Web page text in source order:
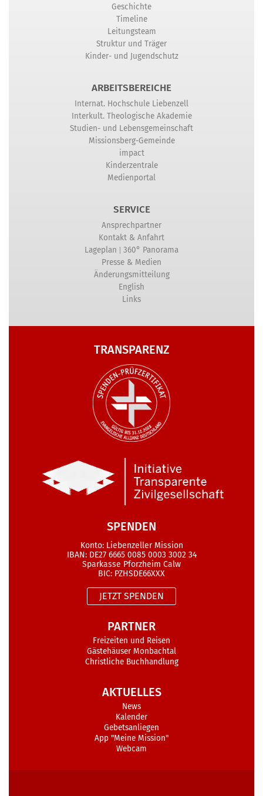
Geschichte
Timeline
Leitungsteam
Struktur und Träger
Kinder- und Jugendschutz
ARBEITSBEREICHE
Internat. Hochschule Liebenzell
Interkult. Theologische Akademie
Studien- und Lebensgemeinschaft
Missionsberg-Gemeinde
impact
Kinderzentrale
Medienportal
SERVICE
Ansprechpartner
Kontakt & Anfahrt
Lageplan | 360° Panorama
Presse & Medien
Änderungsmitteilung
English
Links
TRANSPARENZ
SPENDEN
Konto: Liebenzeller Mission
IBAN: DE27 6665 0085 0003 3002 34
Sparkasse Pforzheim Calw
BIC: PZHSDE66XXX
JETZT SPENDEN
PARTNER
Freizeiten und Reisen
Gästehäuser Monbachtal
Christliche Buchhandlung
AKTUELLES
News
Kalender
Gebetsanliegen
App "Meine Mission"
Webcam